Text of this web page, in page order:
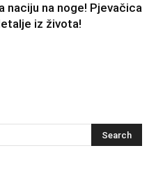
naciju na noge! Pjevačica
iz života!